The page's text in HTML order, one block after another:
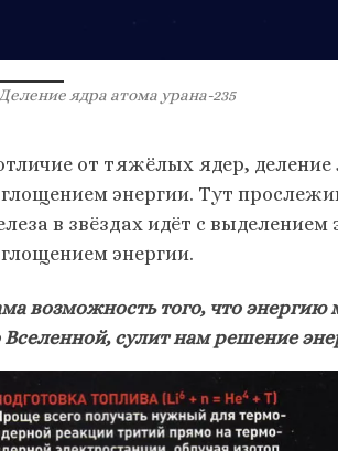
ядра атома урана-235
от тяжёлых ядер,
энергии. Тут
в звёздах идёт с
энергии.
возможность того, что
Вселенной, сулит нам решение